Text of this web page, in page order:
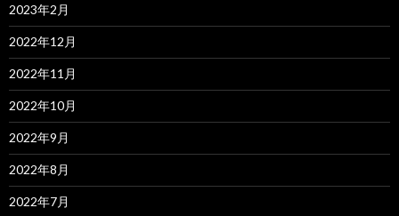
2023年2月
2022年12月
2022年11月
2022年10月
2022年9月
2022年8月
2022年7月